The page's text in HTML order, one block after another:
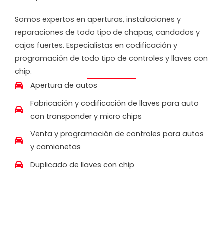
Somos expertos en aperturas, instalaciones y
reparaciones de todo tipo de chapas, candados y
cajas fuertes. Especialistas en codificación y
programación de todo tipo de controles y llaves con
chip.
Apertura de autos
Fabricación y codificación de llaves para auto
con transponder y micro chips
Venta y programación de controles para autos
y camionetas
Duplicado de llaves con chip